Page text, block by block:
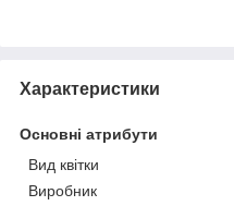
Характеристики
Основні атрибути
Вид квітки
Виробник